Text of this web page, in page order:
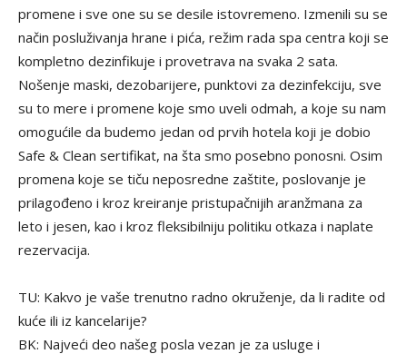
promene i sve one su se desile istovremeno. Izmenili su se
način posluživanja hrane i pića, režim rada spa centra koji se
kompletno dezinfikuje i provetrava na svaka 2 sata.
Nošenje maski, dezobarijere, punktovi za dezinfekciju, sve
su to mere i promene koje smo uveli odmah, a koje su nam
omogućile da budemo jedan od prvih hotela koji je dobio
Safe & Clean sertifikat, na šta smo posebno ponosni. Osim
promena koje se tiču neposredne zaštite, poslovanje je
prilagođeno i kroz kreiranje pristupačnijih aranžmana za
leto i jesen, kao i kroz fleksibilniju politiku otkaza i naplate
rezervacija.
TU: Kakvo je vaše trenutno radno okruženje, da li radite od
kuće ili iz kancelarije?
BK: Najveći deo našeg posla vezan je za usluge i